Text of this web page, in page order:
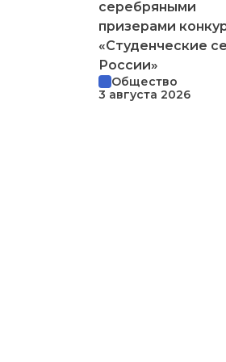
серебряными
призерами
«Студенческие
России»
Общество
3 августа 2026